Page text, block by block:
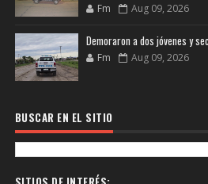
Fm Aug 09, 2026
Demoraron a dos jóvenes y
Fm Aug 09, 2026
BUSCAR EN EL SITIO